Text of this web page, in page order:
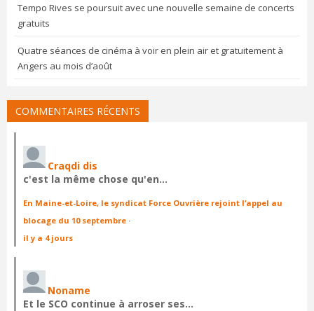
Tempo Rives se poursuit avec une nouvelle semaine de concerts
gratuits
Quatre séances de cinéma à voir en plein air et gratuitement à
Angers au mois d’août
COMMENTAIRES RÉCENTS
Craqdi dis
c'est la même chose qu'en…
En Maine-et-Loire, le syndicat Force Ouvrière rejoint l’appel au
blocage du 10 septembre ·
il y a 4 jours
Noname
Et le SCO continue à arroser ses…